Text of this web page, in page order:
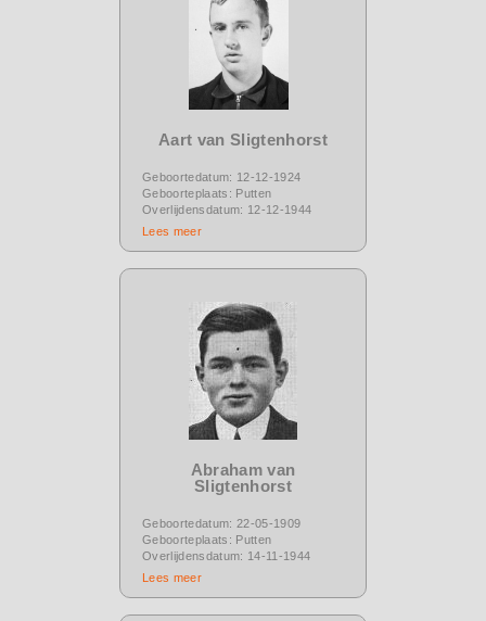
Aart van Sligtenhorst
Geboortedatum: 12-12-1924
Geboorteplaats: Putten
Overlijdensdatum: 12-12-1944
Lees meer
Abraham van
Sligtenhorst
Geboortedatum: 22-05-1909
Geboorteplaats: Putten
Overlijdensdatum: 14-11-1944
Lees meer